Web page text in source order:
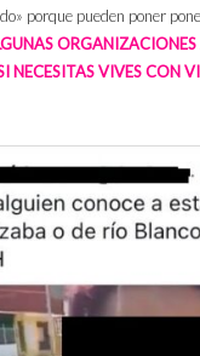
porque pueden poner
NECESITAS VIVES CON